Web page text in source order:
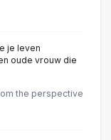
je leven
oude vrouw die
the perspective